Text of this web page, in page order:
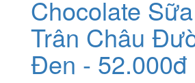
Chocolate
Trân Châu
Đen - 52.000đ